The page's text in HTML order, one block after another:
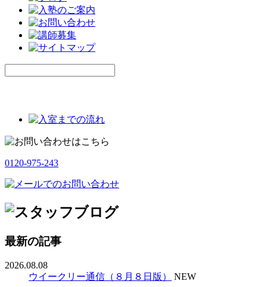
0120-975-243
最新の記事
2026.08.08
ウイークリー通信（８月８日版）
NEW